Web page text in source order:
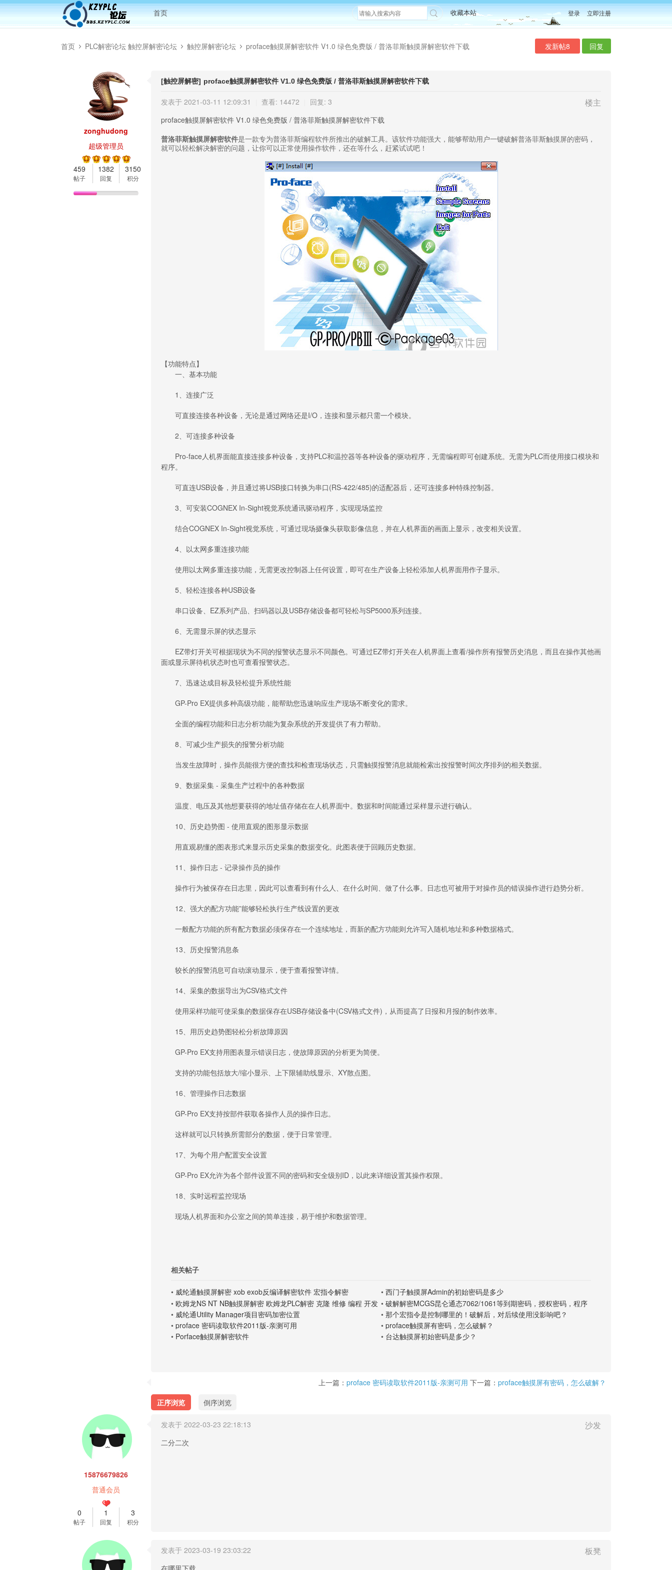
首页 登录 立即注册
收藏本站
首页 PLC解密论坛 触控屏解密论坛
›
触控屏解密论坛
›
proface触摸屏解密软件 V1.0 绿色免费版 / 普洛菲斯触摸屏解密软件下载 发新帖8 回复
zonghudong
超级管理员
459
帖子
1382
回复
3150
积分
[触控屏解密] proface触摸屏解密软件 V1.0 绿色免费版 / 普洛菲斯触摸屏解密软件下载
楼主
发表于 2021-03-11 12:09:31 查看: 14472
回复: 3
proface触摸屏解密软件 V1.0 绿色免费版 / 普洛菲斯触摸屏解密软件下载
普洛菲斯触摸屏解密软件是一款专为普洛菲斯编程软件所推出的破解工具。该软件功能强大，能够帮助用户一键破解普洛菲斯触摸屏的密码，
就可以轻松解决解密的问题，让你可以正常使用操作软件，还在等什么，赶紧试试吧！
【功能特点】
一、基本功能
1、连接广泛
可直接连接各种设备，无论是通过网络还是I/O，连接和显示都只需一个模块。
2、可连接多种设备
Pro-face人机界面能直接连接多种设备，支持PLC和温控器等各种设备的驱动程序，无需编程即可创建系统。无需为PLC而使用接口模块和
程序。
可直连USB设备，并且通过将USB接口转换为串口(RS-422/485)的适配器后，还可连接多种特殊控制器。
3、可安装COGNEX In-Sight视觉系统通讯驱动程序，实现现场监控
结合COGNEX In-Sight视觉系统，可通过现场摄像头获取影像信息，并在人机界面的画面上显示，改变相关设置。
4、以太网多重连接功能
使用以太网多重连接功能，无需更改控制器上任何设置，即可在生产设备上轻松添加人机界面用作子显示。
5、轻松连接各种USB设备
串口设备、EZ系列产品、扫码器以及USB存储设备都可轻松与SP5000系列连接。
6、无需显示屏的状态显示
EZ带灯开关可根据现状为不同的报警状态显示不同颜色。可通过EZ带灯开关在人机界面上查看/操作所有报警历史消息，而且在操作其他画
面或显示屏待机状态时也可查看报警状态。
7、迅速达成目标及轻松提升系统性能
GP-Pro EX提供多种高级功能，能帮助您迅速响应生产现场不断变化的需求。
全面的编程功能和日志分析功能为复杂系统的开发提供了有力帮助。
8、可减少生产损失的报警分析功能
当发生故障时，操作员能很方便的查找和检查现场状态，只需触摸报警消息就能检索出按报警时间次序排列的相关数据。
9、数据采集 - 采集生产过程中的各种数据
温度、电压及其他想要获得的地址值存储在在人机界面中。数据和时间能通过采样显示进行确认。
10、历史趋势图 - 使用直观的图形显示数据
用直观易懂的图表形式来显示历史采集的数据变化。此图表便于回顾历史数据。
11、操作日志 - 记录操作员的操作
操作行为被保存在日志里，因此可以查看到有什么人、在什么时间、做了什么事。日志也可被用于对操作员的错误操作进行趋势分析。
12、强大的配方功能”能够轻松执行生产线设置的更改
一般配方功能的所有配方数据必须保存在一个连续地址，而新的配方功能则允许写入随机地址和多种数据格式。
13、历史报警消息条
较长的报警消息可自动滚动显示，便于查看报警详情。
14、采集的数据导出为CSV格式文件
使用采样功能可使采集的数据保存在USB存储设备中(CSV格式文件)，从而提高了日报和月报的制作效率。
15、用历史趋势图轻松分析故障原因
GP-Pro EX支持用图表显示错误日志，使故障原因的分析更为简便。
支持的功能包括放大/缩小显示、上下限辅助线显示、XY散点图。
16、管理操作日志数据
GP-Pro EX支持按部件获取各操作人员的操作日志。
这样就可以只转换所需部分的数据，便于日常管理。
17、为每个用户配置安全设置
GP-Pro EX允许为各个部件设置不同的密码和安全级别ID，以此来详细设置其操作权限。
18、实时远程监控现场
现场人机界面和办公室之间的简单连接，易于维护和数据管理。
相关帖子
• 威纶通触摸屏解密 xob exob反编译解密软件 宏指令解密 • 西门子触摸屏Admin的初始密码是多少
• 欧姆龙NS NT NB触摸屏解密 欧姆龙PLC解密 克隆 维修 编程 开发 • 破解解密MCGS昆仑通态7062/1061等到期密码，授权密码，程序
密码
• 威纶通Utility Manager项目密码加密位置 • 那个宏指令是控制哪里的！破解后，对后续使用没影响吧？
• proface 密码读取软件2011版-亲测可用 • proface触摸屏有密码，怎么破解？
• Porface触摸屏解密软件 • 台达触摸屏初始密码是多少？
上一篇： proface 密码读取软件2011版-亲测可用 下一篇： proface触摸屏有密码，怎么破解？
正序浏览
倒序浏览
15876679826
普通会员
0
帖子
1
回复
3
积分
沙发
发表于 2022-03-23 22:18:13
二分二次
板凳
发表于 2023-03-19 23:03:22